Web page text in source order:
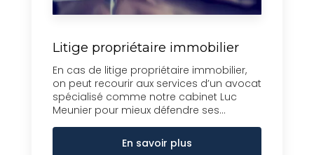
Litige propriétaire immobilier
En cas de litige propriétaire immobilier,
on peut recourir aux services d’un avocat
spécialisé comme notre cabinet Luc
Meunier pour mieux défendre ses...
En savoir plus